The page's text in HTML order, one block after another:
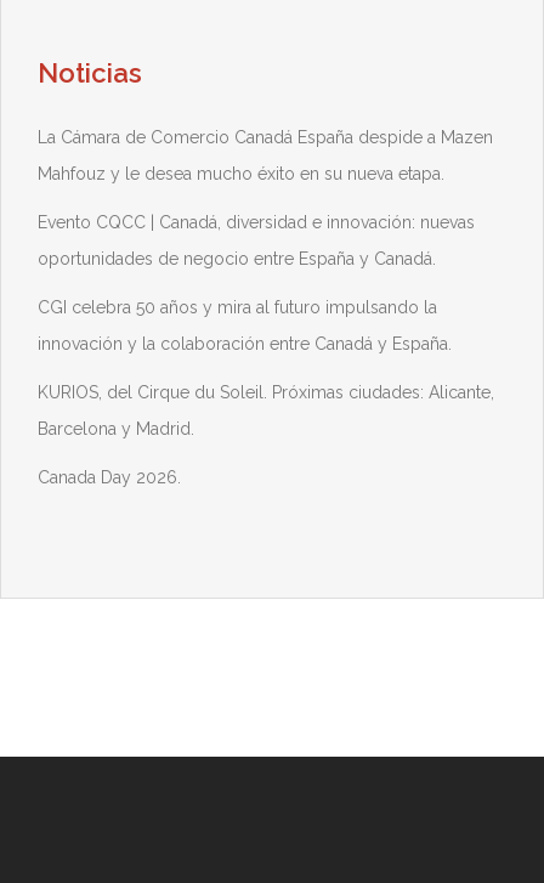
Noticias
La Cámara de Comercio Canadá España despide a Mazen
Mahfouz y le desea mucho éxito en su nueva etapa.
Evento CQCC | Canadá, diversidad e innovación: nuevas
oportunidades de negocio entre España y Canadá.
CGI celebra 50 años y mira al futuro impulsando la
innovación y la colaboración entre Canadá y España.
KURIOS, del Cirque du Soleil. Próximas ciudades: Alicante,
Barcelona y Madrid.
Canada Day 2026.